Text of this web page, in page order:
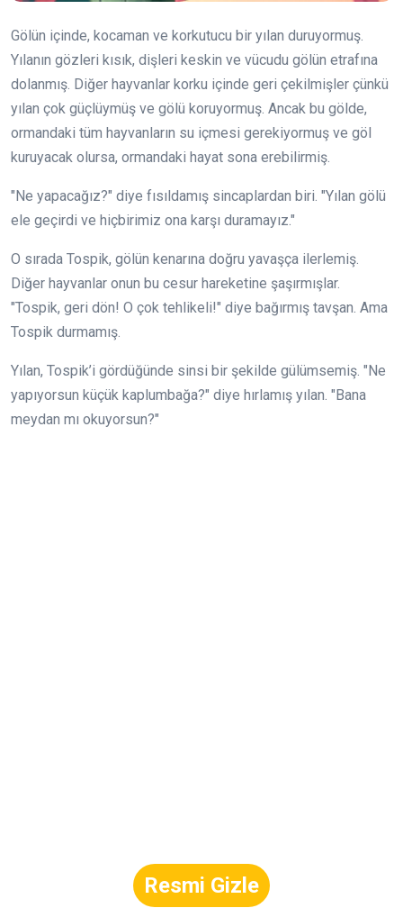
Gölün içinde, kocaman ve korkutucu bir yılan duruyormuş.
Yılanın gözleri kısık, dişleri keskin ve vücudu gölün etrafına
dolanmış. Diğer hayvanlar korku içinde geri çekilmişler çünkü
yılan çok güçlüymüş ve gölü koruyormuş. Ancak bu gölde,
ormandaki tüm hayvanların su içmesi gerekiyormuş ve göl
kuruyacak olursa, ormandaki hayat sona erebilirmiş.
"Ne yapacağız?" diye fısıldamış sincaplardan biri. "Yılan gölü
ele geçirdi ve hiçbirimiz ona karşı duramayız."
O sırada Tospik, gölün kenarına doğru yavaşça ilerlemiş.
Diğer hayvanlar onun bu cesur hareketine şaşırmışlar.
"Tospik, geri dön! O çok tehlikeli!" diye bağırmış tavşan. Ama
Tospik durmamış.
Yılan, Tospik’i gördüğünde sinsi bir şekilde gülümsemiş. "Ne
yapıyorsun küçük kaplumbağa?" diye hırlamış yılan. "Bana
meydan mı okuyorsun?"
Resmi Gizle